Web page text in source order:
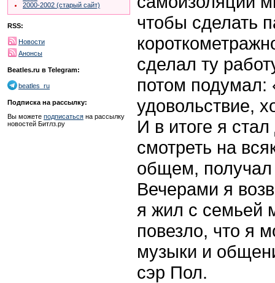
2000-2002 (старый сайт)
RSS:
Новости
Анонсы
Beatles.ru в Telegram:
beatles_ru
Подписка на рассылку:
Вы можете подписаться на рассылку
новостей Битлз.ру
чтобы сделать
сделал ту
потом подумал:
удовольствие,
И в итоге я
смотреть на
общем, получал
Вечерами я
я жил с семьей
повезло, что я
музыки и
сэр Пол.